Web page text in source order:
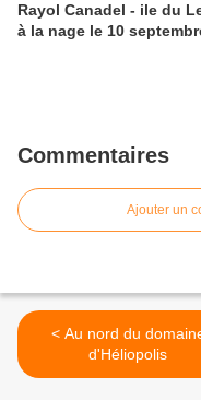
Rayol Canadel - ile du
à la nage le 10
Commentaires
Ajouter un
< Au nord du domaine
d'Héliopolis